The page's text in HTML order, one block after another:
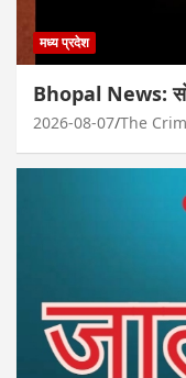
मध्य प्रदेश
Bhopal News:
2026-08-07 The